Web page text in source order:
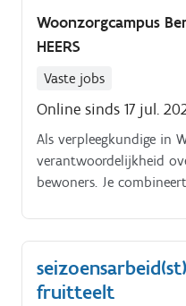
Woonzorgcampus
HEERS
Vaste jobs
Online sinds 17 jul.
Als verpleegkundige in
verantwoordelijkheid
bewoners. Je
Je dagelijkse
verpleegkundige
richtlijnen;opvolgen van
fruitteelt